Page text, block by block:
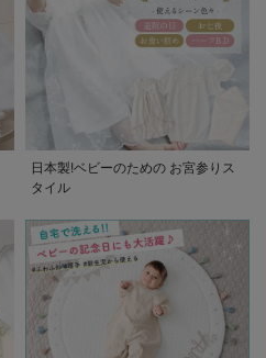
日本製!ベビーのための お宮参りス
タイル